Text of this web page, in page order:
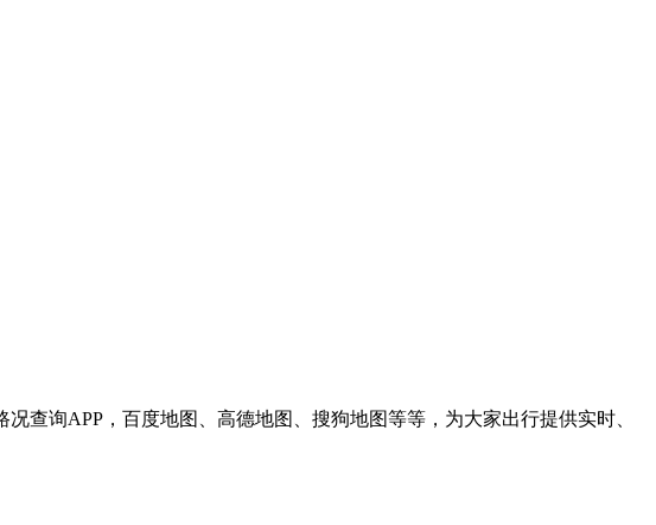
查询APP，百度地图、高德地图、搜狗地图等等，为大家出行提供实时、